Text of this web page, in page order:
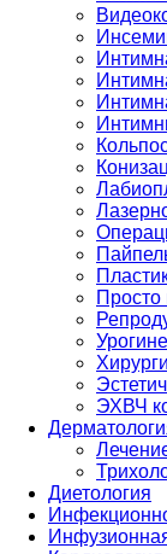
Просто
ЭХВЧ
Диетология